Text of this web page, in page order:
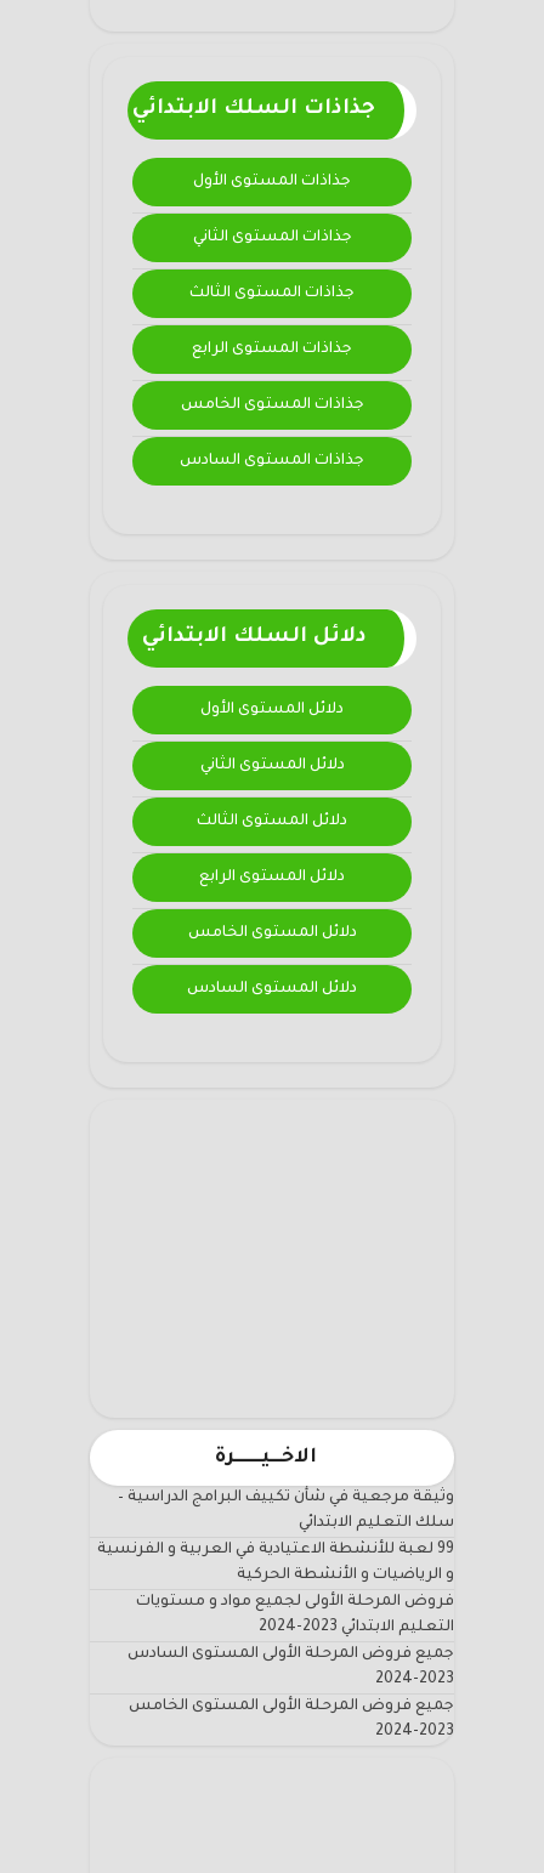
جذاذات السلك الابتدائي
جذاذات المستوى الأول
جذاذات المستوى الثاني
جذاذات المستوى الثالث
جذاذات المستوى الرابع
جذاذات المستوى الخامس
جذاذات المستوى السادس
دلائل السلك الابتدائي
دلائل المستوى الأول
دلائل المستوى الثاني
دلائل المستوى الثالث
دلائل المستوى الرابع
دلائل المستوى الخامس
دلائل المستوى السادس
الاخـــيـــــــرة
وثيقة مرجعية في شأن تكييف البرامج الدراسية –
سلك التعليم الابتدائي
99 لعبة للأنشطة الاعتيادية في العربية و الفرنسية
و الرياضيات و الأنشطة الحركية
فروض المرحلة الأولى لجميع مواد و مستويات
التعليم الابتدائي 2023-2024
جميع فروض المرحلة الأولى المستوى السادس
2023-2024
جميع فروض المرحلة الأولى المستوى الخامس
2023-2024